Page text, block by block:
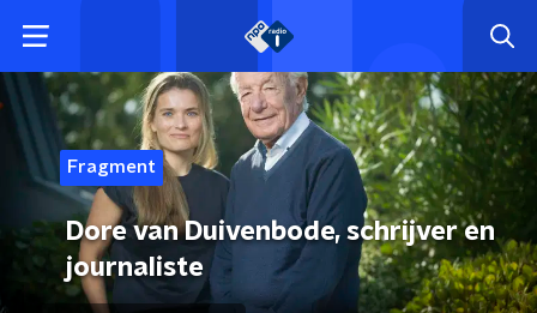
Fragment
Dore van Duivenbode, schrijver en
journaliste